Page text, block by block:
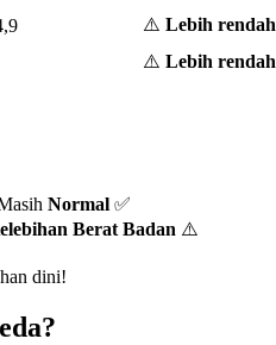
⚠️ Lebih rendah
⚠️ Lebih rendah
Normal ✅
Berat Badan ⚠️
dini!